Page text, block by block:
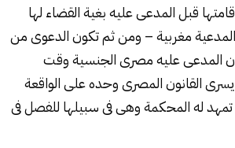
قبل المدعى عليه بغية القضاء لها
المدعية مغربية – ومن ثم تكون الدعوى من
المدعى عليه مصرى الجنسية وقت
القانون المصرى وحده على الواقعة
له المحكمة وهى فى سبيلها للفصل فى